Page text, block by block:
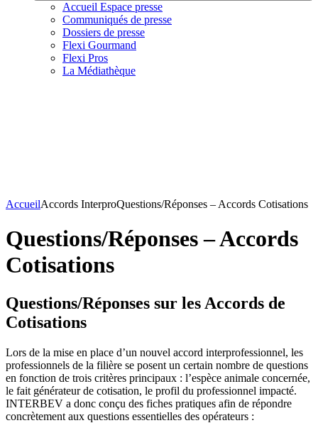
Accueil Espace presse
Communiqués de presse
Dossiers de presse
Flexi Gourmand
Flexi Pros
La Médiathèque
AccueilAccords InterproQuestions/Réponses – Accords Cotisations
Questions/Réponses – Accords
Cotisations
Questions/Réponses sur les Accords de
Cotisations
Lors de la mise en place d’un nouvel accord interprofessionnel, les
professionnels de la filière se posent un certain nombre de questions
en fonction de trois critères principaux : l’espèce animale concernée,
le fait générateur de cotisation, le profil du professionnel impacté.
INTERBEV a donc conçu des fiches pratiques afin de répondre
concrètement aux questions essentielles des opérateurs :